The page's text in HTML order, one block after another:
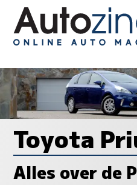
Toyota
Alles over de